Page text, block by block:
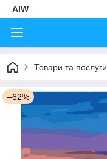
AIW
Товари та послуги
–62%